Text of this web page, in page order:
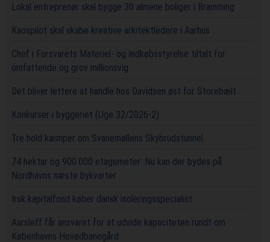
Lokal entreprenør skal bygge 30 almene boliger i Bramming
Kaospilot skal skabe kreative arkitektledere i Aarhus
Chef i Forsvarets Materiel- og Indkøbsstyrelse tiltalt for
omfattende og grov millionsvig
Det bliver lettere at handle hos Davidsen øst for Storebælt
Konkurser i byggeriet (Uge 32/2026-2)
Tre hold kæmper om Svanemøllens Skybrudstunnel
74 hektar og 900.000 etagemeter: Nu kan der bydes på
Nordhavns næste bykvarter
Irsk kapitalfond køber dansk isoleringsspecialist
Aarsleff får ansvaret for at udvide kapaciteten rundt om
Københavns Hovedbanegård